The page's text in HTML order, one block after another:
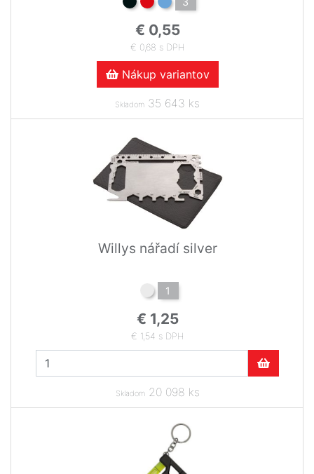
€ 0,55
€ 0,68 s DPH
Nákup variantov
Skladom 35 643 ks
Willys nářadí silver
1
€ 1,25
€ 1,54 s DPH
Skladom20 098 ks